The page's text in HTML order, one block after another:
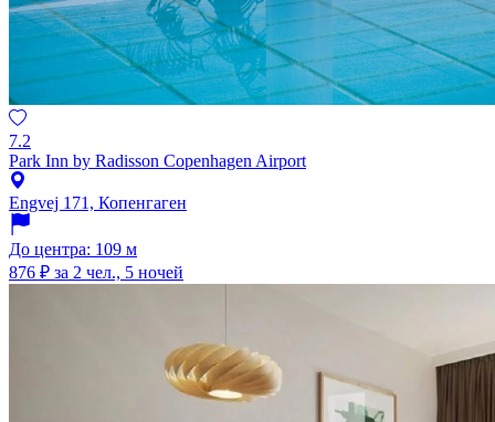
7.2
Park Inn by Radisson Copenhagen Airport
Engvej 171, Копенгаген
До центра: 109 м
876 ₽ за 2 чел., 5 ночей